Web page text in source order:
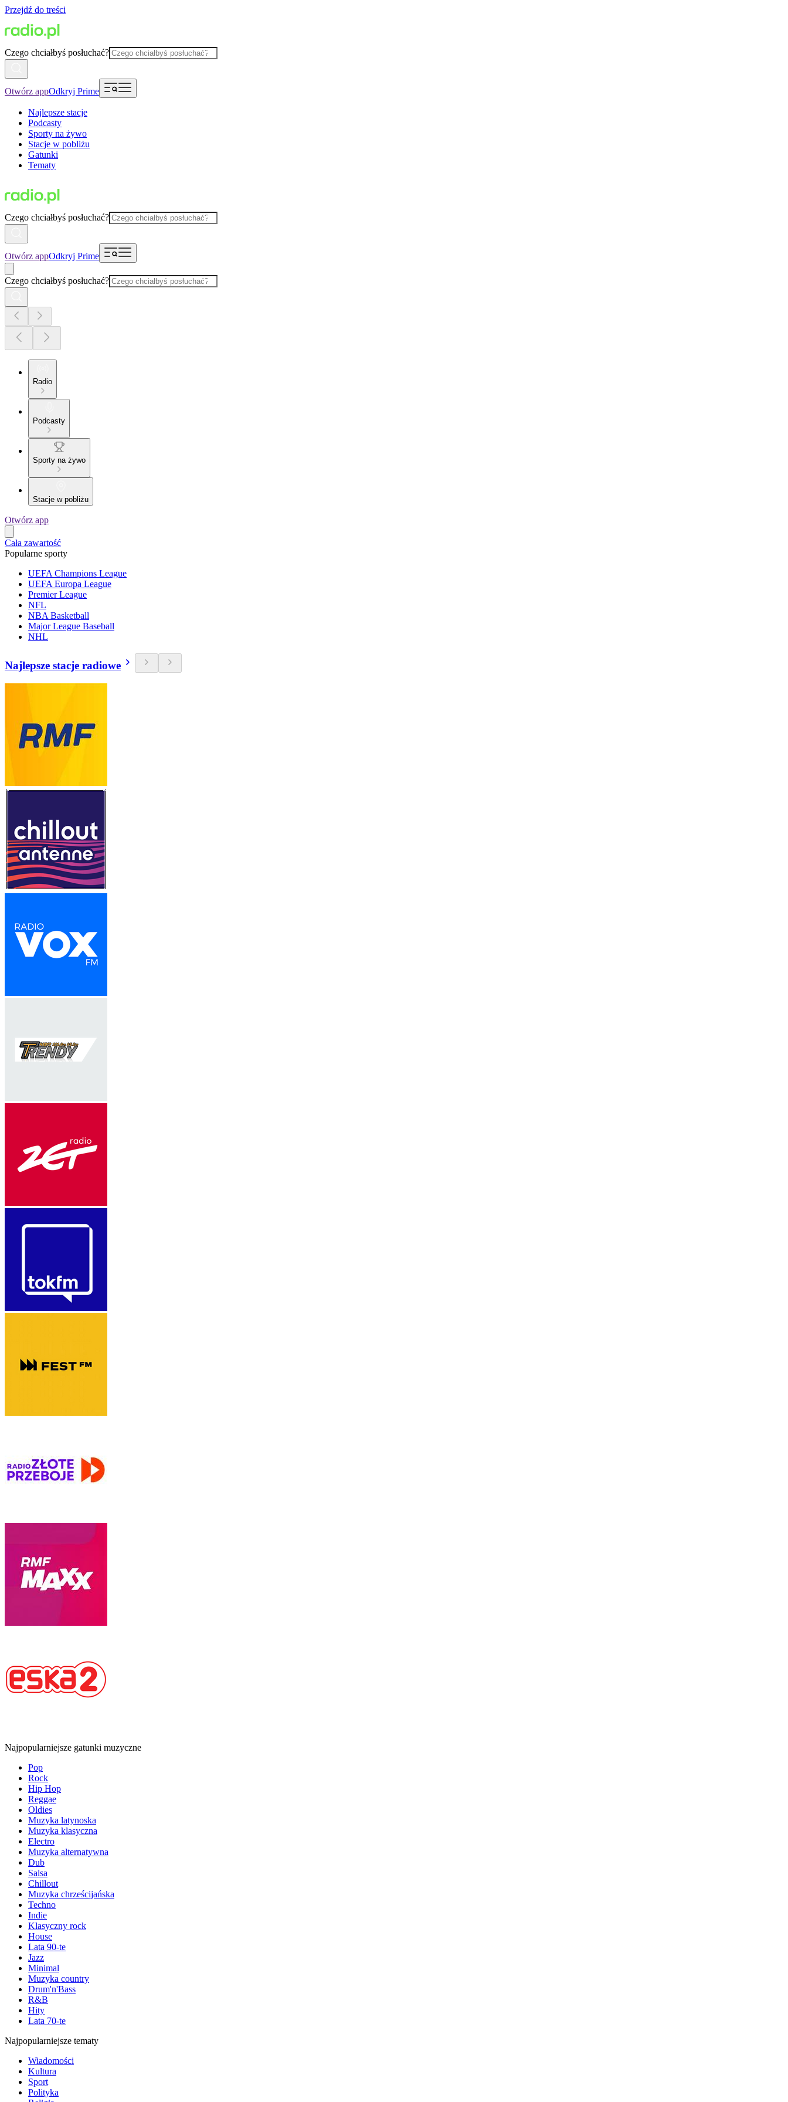
Przejdź do treści
Czego chciałbyś posłuchać?
Otwórz appOdkryj Prime
Najlepsze stacje
Podcasty
Sporty na żywo
Stacje w pobliżu
Gatunki
Tematy
Czego chciałbyś posłuchać?
Otwórz appOdkryj Prime
Czego chciałbyś posłuchać?
Radio
Podcasty
Sporty na żywo
Stacje w pobliżu
Otwórz app
Cała zawartość
Popularne sporty
UEFA Champions League
UEFA Europa League
Premier League
NFL
NBA Basketball
Major League Baseball
NHL
Najlepsze stacje radiowe
Najpopularniejsze gatunki muzyczne
Pop
Rock
Hip Hop
Reggae
Oldies
Muzyka latynoska
Muzyka klasyczna
Electro
Muzyka alternatywna
Dub
Salsa
Chillout
Muzyka chrześcijańska
Techno
Indie
Klasyczny rock
House
Lata 90-te
Jazz
Minimal
Muzyka country
Drum'n'Bass
R&B
Hity
Lata 70-te
Najpopularniejsze tematy
Wiadomości
Kultura
Sport
Polityka